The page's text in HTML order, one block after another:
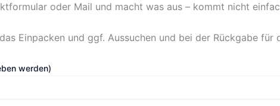
oder Mail und macht was aus – kommt nicht
Einpacken und ggf. Aussuchen und bei der Rückgabe für
werden)